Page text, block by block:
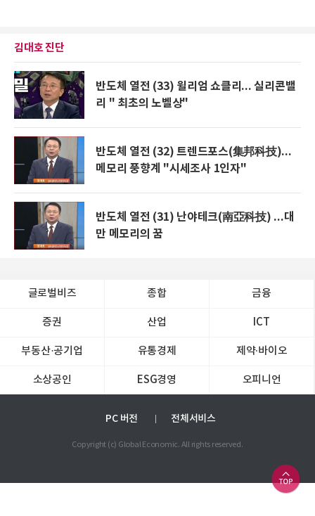
김대호 진단
반도체 열전 (33) 윌리엄 쇼클리... 실리콘밸
리 " 최초의 노벨상"
반도체 열전 (32) 트렌드포스(集邦科技)...
메모리 풍향계 "시세조사 1인자"
반도체 열전 (31) 난야테크(南亞科技) ...대
만 메모리의 꿈
글로벌비즈 종합 금융
증권 산업 ICT
부동산·공기업 유통경제 제약∙바이오
소상공인 ESG경영 오피니언
PC 버전 전체서비스
Copyright (c) Global Economic. All rights reserved.